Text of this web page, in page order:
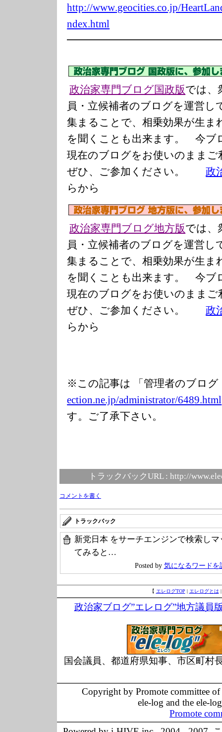
http://www.geocities.co.jp/Hea
ndex.html
政治家専門ブログ国政版では、
員・立候補者のブログを運営し
集まることで、相乗効果が生ま
を聞くことも出来ます。 今ブ
現在のブログをお使いのまま
ぜひ、ご参加ください。政
らから
政治家専門ブログ地方版では、
員・立候補者のブログを運営し
集まることで、相乗効果が生ま
を聞くことも出来ます。 今ブ
現在のブログをお使いのまま
ぜひ、ご参加ください。政
らから
※この記事は 「管理者のブログ
ection.ne.jp/administrator/6489.html
す。ご了承下さい。
トラックバックURL : http://
コメントを書く
トラックバック
新党日本 をサーチエンジンで検索し
てみると…
Posted by 気になるワードを
【 エレログTOP エレログとは
政治家ブログ”エレログ”地方議員
国会議員、都道府県知事、市区町村
Copyright by Promote committee
ele-log and the ele-
Promote